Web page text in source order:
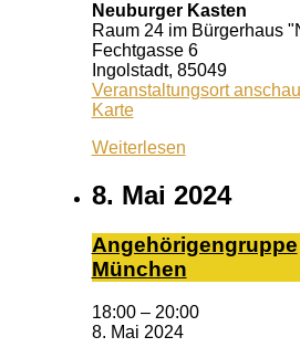
Neuburger Kasten
Raum 24 im Bürgerhaus
Fechtgasse 6
Ingolstadt, 85049
Veranstaltungsort
KarteNeuburger
Weiterlesen
8. Mai 2024
An­ge­hö­ri­gen­grup­pe
Mün­chen
18:00 – 20:00
8. Mai 2024